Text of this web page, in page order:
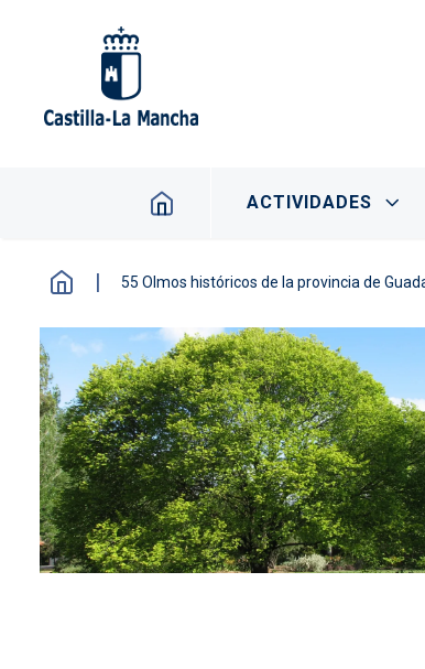
Navegación principal
ACTIVIDADES
55 Olmos históricos de la provincia de